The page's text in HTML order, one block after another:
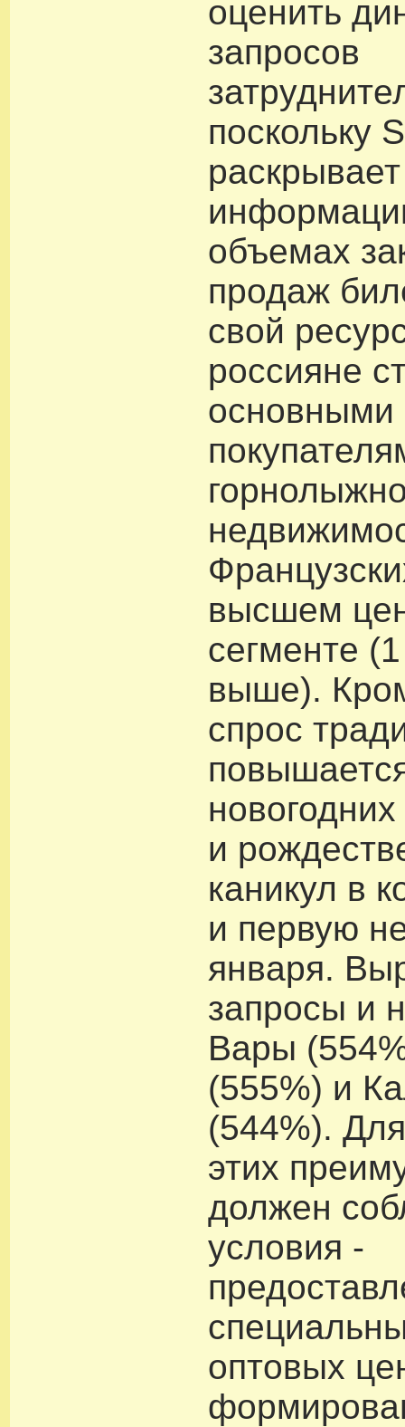
оценить
запросов
поскольку
раскрывает
объемах
продаж
свой
россияне
основными
высшем
сегменте
выше).
спрос
и
каникул в
и первую
января.
запросы и
Вары
(555%) и
(544%).
этих
должен
условия -
оптовых